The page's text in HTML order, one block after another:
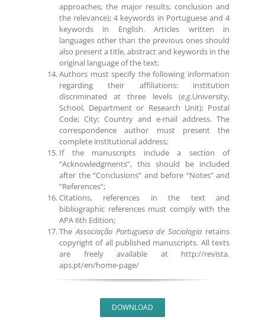
approaches; the major results; conclusion and
the relevance); 4 keywords in Portuguese and 4
keywords in English. Articles written in
languages other than the previous ones should
also present a title, abstract and keywords in the
original language of the text;
Authors must specify the following information
regarding their affiliations: institution
discriminated at three levels (e.g.University,
School, Department or Research Unit); Postal
Code; City; Country and e-mail address. The
correspondence author must present the
complete institutional address;
If the manuscripts include a section of
“Acknowledgments”, this should be included
after the “Conclusions” and before “Notes” and
“References”;
Citations, references in the text and
bibliographic references must comply with the
APA 6th Edition;
TheAssociaçãoPortuguesa deSociologia retains
copyright of all published manuscripts. All texts
are freely available at http://revista.
aps.pt/en/home-page/
DOWNLOAD